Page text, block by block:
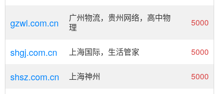
gzwl.com.cn
广州物流，贵州网络，高中物
理
5000
shgj.com.cn 上海国际，生活管家 5000
shsz.com.cn 上海神州 5000